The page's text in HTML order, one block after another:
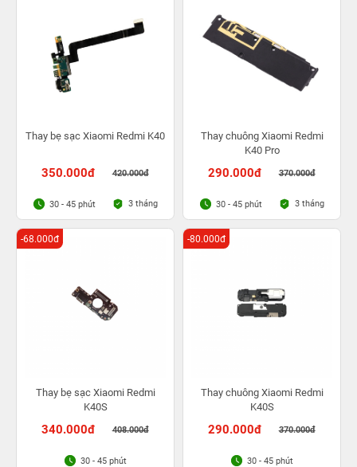
Thay bẹ sạc Xiaomi Redmi K40
350.000đ 420.000đ
30 - 45 phút 3 tháng
Thay chuông Xiaomi Redmi
K40 Pro
290.000đ 370.000đ
30 - 45 phút 3 tháng
Thay bẹ sạc Xiaomi Redmi
K40S
340.000đ 408.000đ
-68.000đ
30 - 45 phút
Thay chuông Xiaomi Redmi
K40S
290.000đ 370.000đ
-80.000đ
30 - 45 phút